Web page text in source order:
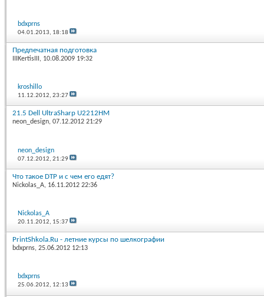
bdxprns
04.01.2013, 18:18
Предпечатная подготовка
IIIKertisIII , 10.08.2009 19:32
kroshillo
11.12.2012,23:27
21.5 Dell UltraSharp U2212HM
neon_design, 07.12.2012 21:29
neon_design
07.12.2012,21:29
Что такое DTP и с чем его едят?
Nickolas_A, 16.11.2012 22:36
Nickolas_A
20.11.2012, 15:37
PrintShkola.Ru - летние курсы по шелкографии
bdxprns, 25.06.2012 12:13
bdxprns
25.06.2012, 12:13